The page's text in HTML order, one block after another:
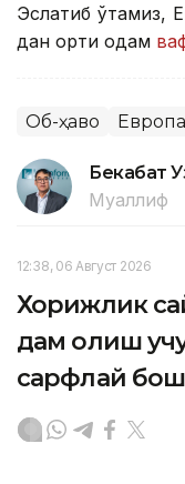
Эслатиб ўтамиз,
дан ортиқ одам
Об-ҳаво Европа
Бекабат
Муаллиф
12:38, 06 Август 2026
Хорижлик
дам олиш
сарфлай